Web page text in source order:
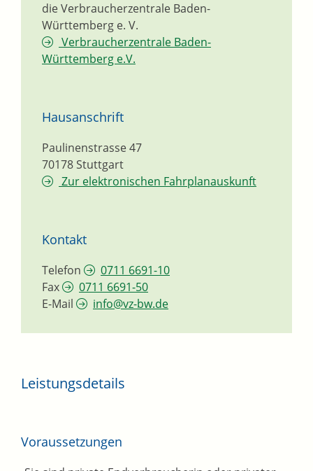
die Verbraucherzentrale Baden-
Württemberg e. V.
Verbraucherzentrale Baden-
Württemberg e.V.
Hausanschrift
Paulinenstrasse 47
70178Stuttgart
Zur elektronischen Fahrplanauskunft
Kontakt
Telefon
0711 6691-10
Fax
0711 6691-50
E-Mail
info@vz-bw.de
Leistungsdetails
Voraussetzungen